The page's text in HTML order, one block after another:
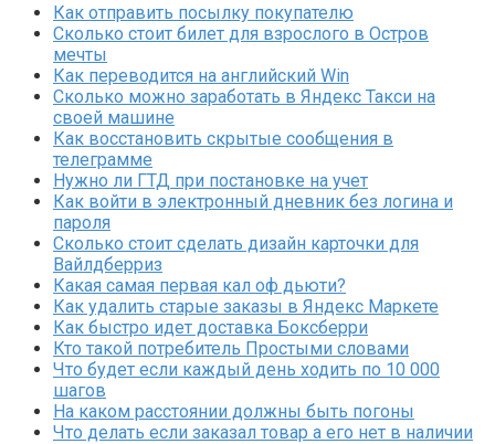
Как отправить посылку покупателю
Сколько стоит билет для взрослого в Остров
мечты
Как переводится на английский Win
Сколько можно заработать в Яндекс Такси на
своей машине
Как восстановить скрытые сообщения в
телеграмме
Нужно ли ГТД при постановке на учет
Как войти в электронный дневник без логина и
пароля
Сколько стоит сделать дизайн карточки для
Вайлдберриз
Какая самая первая кал оф дьюти?
Как удалить старые заказы в Яндекс Маркете
Как быстро идет доставка Боксберри
Кто такой потребитель Простыми словами
Что будет если каждый день ходить по 10 000
шагов
На каком расстоянии должны быть погоны
Что делать если заказал товар а его нет в наличии